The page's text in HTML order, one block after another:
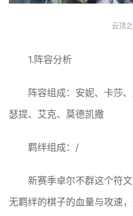
云顶
1.阵容分析
阵容组成：安妮、卡莎
瑟提、艾克、莫德凯撒
羁绊组成：/
新赛季卓尔不群这个符
无羁绊的棋子的血量与攻速